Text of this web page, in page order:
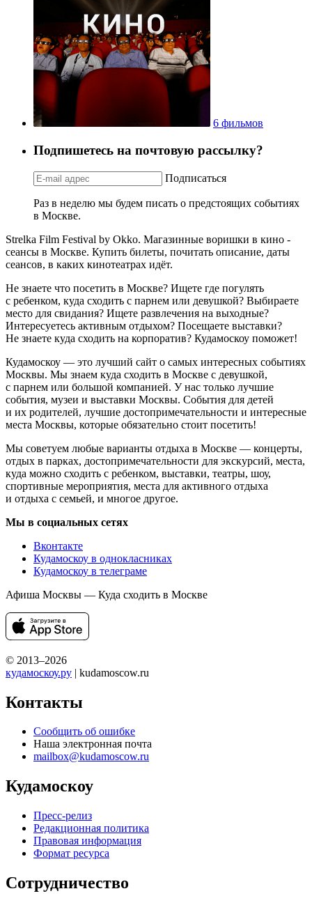
6 фильмов
Подпишетесь на почтовую рассылку?
Подписаться
Раз в неделю мы будем писать о предстоящих событиях
в Москве.
Strelka Film Festival by Okko. Магазинные воришки в кино -
сеансы в Москве. Купить билеты, почитать описание, даты
сеансов, в каких кинотеатрах идёт.
Не знаете что посетить в Москве? Ищете где погулять
с ребенком, куда сходить с парнем или девушкой? Выбираете
место для свидания? Ищете развлечения на выходные?
Интересуетесь активным отдыхом? Посещаете выставки?
Не знаете куда сходить на корпоратив? Кудамоскоу поможет!
Кудамоскоу — это лучший сайт о самых интересных событиях
Москвы. Мы знаем куда сходить в Москве с девушкой,
с парнем или большой компанией. У нас только лучшие
события, музеи и выставки Москвы. События для детей
и их родителей, лучшие достопримечательности и интересные
места Москвы, которые обязательно стоит посетить!
Мы советуем любые варианты отдыха в Москве — концерты,
отдых в парках, достопримечательности для экскурсий, места,
куда можно сходить с ребенком, выставки, театры, шоу,
спортивные мероприятия, места для активного отдыха
и отдыха с семьей, и многое другое.
Мы в социальных сетях
Вконтакте
Кудамоскоу в однокласниках
Кудамоскоу в телеграме
Афиша Москвы — Куда сходить в Москве
© 2013–2026
кудамоскоу.ру | kudamoscow.ru
Контакты
Сообщить об ошибке
Наша электронная почта
mailbox@kudamoscow.ru
Кудамоскоу
Пресс-релиз
Редакционная политика
Правовая информация
Формат ресурса
Сотрудничество